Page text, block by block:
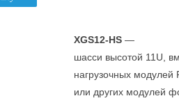
XGS12-HS —
шасси высотой 11U,
нагрузочных модулей
или других модулей